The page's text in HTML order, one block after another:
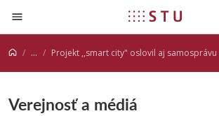
Prejsť na obsah
... Projekt ,,smart city" oslovil aj samosprávu v Dubnici nad Váhom
Verejnosť a médiá